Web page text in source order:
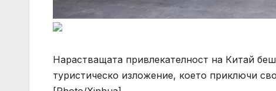
Нарастващата привлекателност на Китай
туристическо изложение, което приключи